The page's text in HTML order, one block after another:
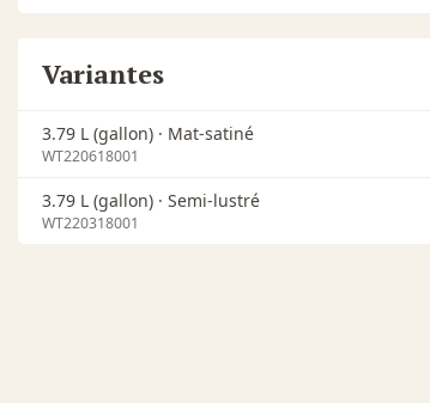
Pour obtenir de meilleurs résultats, voir le
les couches, passer l’aspirateur et essuyer
dépoussiérage Bona en microfibre (sec
Sablage des couches intermédiaires :
Il n'est pas nécessaire de sabler le scellant à
heures se sont écoulées depuis l'application de
Variantes
3.79 L (gallon) · Mat-satiné
WT220618001
3.79 L (gallon) · Semi-lustré
WT220318001